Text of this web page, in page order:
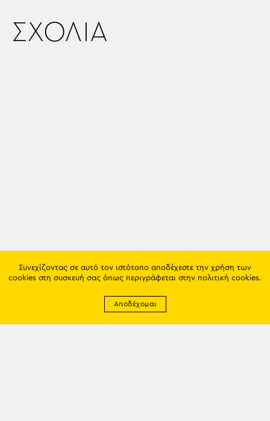
ΣΧΟΛΙΑ
Συνεχίζοντας σε αυτό τον ιστότοπο αποδέχεστε την χρήση των
cookies στη συσκευή σας όπως περιγράφεται στην πολιτική cookies.
Αποδέχομαι